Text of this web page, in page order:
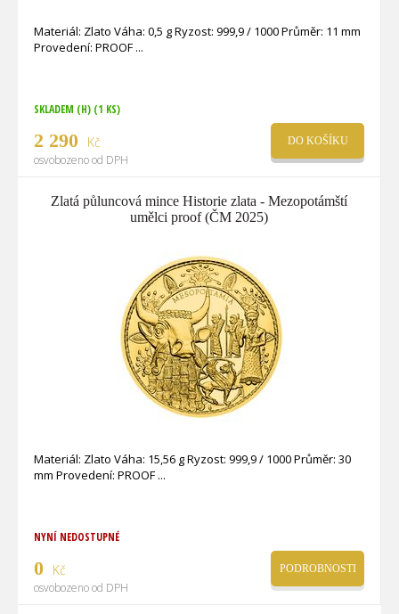
Materiál: Zlato Váha: 0,5 g Ryzost: 999,9 / 1000 Průměr: 11 mm
Provedení: PROOF
SKLADEM (H) (1 KS)
2 290 Kč
osvobozeno od DPH
DO KOŠÍKU
Zlatá půluncová mince Historie zlata - Mezopotámští
umělci proof (ČM 2025)
Materiál: Zlato Váha: 15,56 g Ryzost: 999,9 / 1000 Průměr: 30
mm Provedení: PROOF
NYNÍ NEDOSTUPNÉ
0 Kč
osvobozeno od DPH
PODROBNOSTI